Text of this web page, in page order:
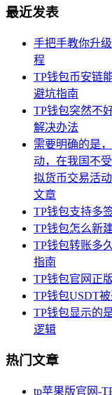
最近发表
手把手教你升
程
TP钱包币安链
避坑指南
TP钱包突然不
解决办法
需要明确的是
动，在我国不
拟货币交易活
文章
TP钱包支持多
TP钱包怎么新
TP钱包转账多
指南
TP钱包官网正
TP钱包USDT
TP钱包显示的
逻辑
热门文章
tp苹果版官网-